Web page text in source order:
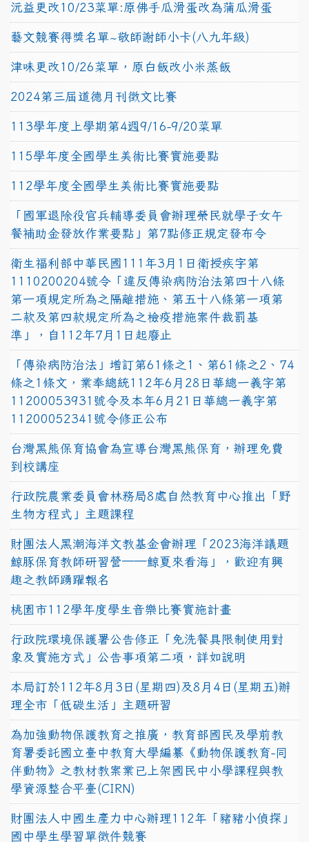
沅益更改10/23菜單:原佛手瓜滑蛋改為蒲瓜滑蛋
藝文競賽得獎名單~敬師謝師小卡(八九年級)
津味更改10/26菜單，原白飯改小米蒸飯
2024第三屆道德月刊徵文比賽
113學年度上學期第4週9/16-9/20菜單
115學年度全國學生美術比賽實施要點
112學年度全國學生美術比賽實施要點
「國軍退除役官兵輔導委員會辦理榮民就學子女午
餐補助金發放作業要點」第7點修正規定發布令
衛生福利部中華民國111年3月1日衛授疾字第
1110200204號令「違反傳染病防治法第四十八條
第一項規定所為之隔離措施、第五十八條第一項第
二款及第四款規定所為之檢疫措施案件裁罰基
準」，自112年7月1日起廢止
「傳染病防治法」增訂第61條之1、第61條之2、74
條之1條文，業奉總統112年6月28日華總一義字第
11200053931號令及本年6月21日華總一義字第
11200052341號令修正公布
台灣黑熊保育協會為宣導台灣黑熊保育，辦理免費
到校講座
行政院農業委員會林務局8處自然教育中心推出「野
生物方程式」主題課程
財團法人黑潮海洋文教基金會辦理「2023海洋議題
鯨豚保育教師研習營──鯨夏來看海」，歡迎有興
趣之教師踴躍報名
桃園市112學年度學生音樂比賽實施計畫
行政院環境保護署公告修正「免洗餐具限制使用對
象及實施方式」公告事項第二項，詳如說明
本局訂於112年8月3日(星期四)及8月4日(星期五)辦
理全市「低碳生活」主題研習
為加強動物保護教育之推廣，教育部國民及學前教
育署委託國立臺中教育大學編纂《動物保護教育-同
伴動物》之教材教案業已上架國民中小學課程與教
學資源整合平臺(CIRN)
財團法人中國生產力中心辦理112年「豬豬小偵探」
國中學生學習單徵件競賽